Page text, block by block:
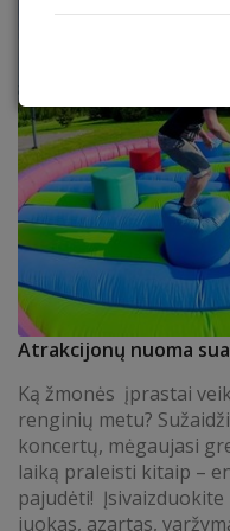
Atrakcijonų nuoma
Ką žmonės įprastai
renginių metu?
koncertų, mėgaujasi
laiką praleisti kitaip –
pajudėti! Įsivaizduokite
juokas, azartas,